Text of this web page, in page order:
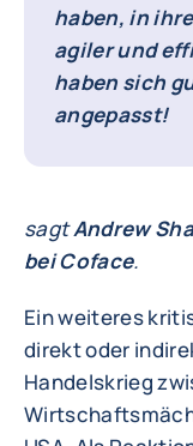
haben, in
agiler und
haben sich
angepasst!
sagtAndrew
bei Coface.
Ein weiteres
direkt oder
Handelskrieg